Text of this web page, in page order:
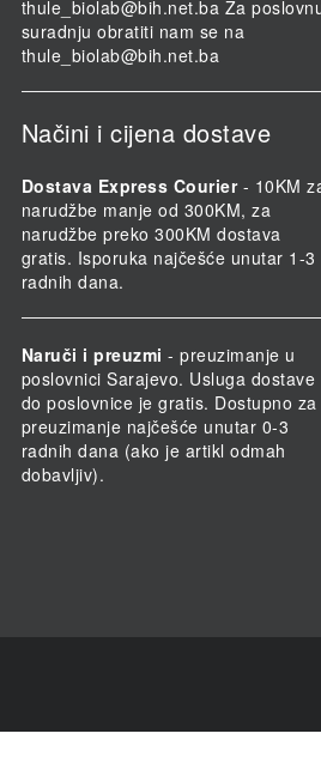
thule_biolab@bih.net.ba Za
suradnju obratiti nam se na
thule_biolab@bih.net.ba
Načini i cijena dostave
Dostava Express Courier- 10KM
narudžbe manje od 300KM, za
narudžbe preko 300KM dostava
gratis. Isporuka najčešće unutar 1-3
radnih dana.
Naruči i preuzmi - preuzimanje u
poslovnici Sarajevo. Usluga dostave
do poslovnice je gratis. Dostupno za
preuzimanje najčešće unutar 0-3
radnih dana (ako je artikl odmah
dobavljiv).